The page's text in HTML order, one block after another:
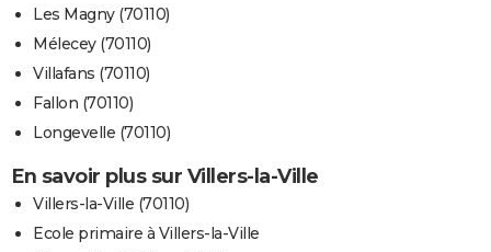
Les Magny (70110)
Mélecey (70110)
Villafans (70110)
Fallon (70110)
Longevelle (70110)
En savoir plus sur Villers-la-Ville
Villers-la-Ville (70110)
Ecole primaire à Villers-la-Ville